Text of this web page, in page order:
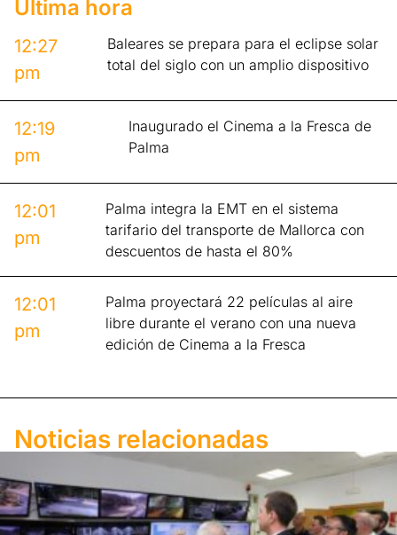
Última hora
12:27
pm
Baleares se prepara para el eclipse solar
total del siglo con un amplio dispositivo
12:19
pm
Inaugurado el Cinema a la Fresca de
Palma
12:01
pm
Palma integra la EMT en el sistema
tarifario del transporte de Mallorca con
descuentos de hasta el 80%
12:01
pm
Palma proyectará 22 películas al aire
libre durante el verano con una nueva
edición de Cinema a la Fresca
Noticias relacionadas